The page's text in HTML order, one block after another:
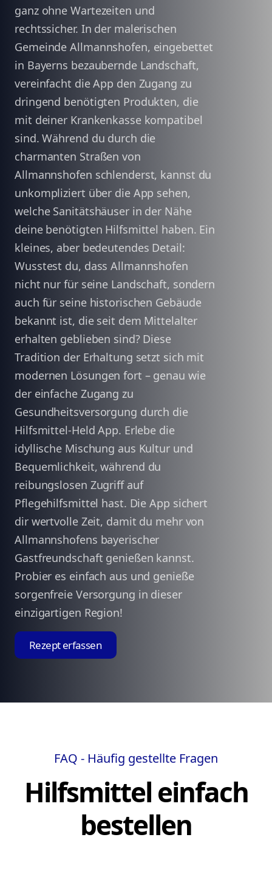
ganz ohne Wartezeiten und
rechtssicher. In der malerischen
Gemeinde Allmannshofen, eingebettet
in Bayerns bezaubernde Landschaft,
vereinfacht die App den Zugang zu
dringend benötigten Produkten, die
mit deiner Krankenkasse kompatibel
sind. Während du durch die
charmanten Straßen von
Allmannshofen schlenderst, kannst du
unkompliziert über die App sehen,
welche Sanitätshäuser in der Nähe
deine benötigten Hilfsmittel haben. Ein
kleines, aber bedeutendes Detail:
Wusstest du, dass Allmannshofen
nicht nur für seine Landschaft, sondern
auch für seine historischen Gebäude
bekannt ist, die seit dem Mittelalter
erhalten geblieben sind? Diese
Tradition der Erhaltung setzt sich mit
modernen Lösungen fort – genau wie
der einfache Zugang zu
Gesundheitsversorgung durch die
Hilfsmittel-Held App. Erlebe die
idyllische Mischung aus Kultur und
Bequemlichkeit, während du
reibungslosen Zugriff auf
Pflegehilfsmittel hast. Die App sichert
dir wertvolle Zeit, damit du mehr von
Allmannshofens bayerischer
Gastfreundschaft genießen kannst.
Probier es einfach aus und genieße
sorgenfreie Versorgung in dieser
einzigartigen Region!
Rezept erfassen
FAQ - Häufig gestellte Fragen
Hilfsmittel einfach
bestellen